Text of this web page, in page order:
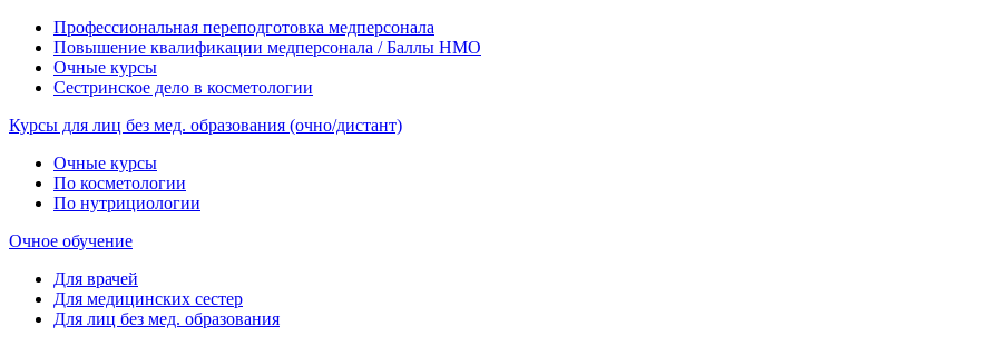
Профессиональная переподготовка медперсонала
Повышение квалификации медперсонала / Баллы НМО
Очные курсы
Сестринское дело в косметологии
Курсы для лиц без мед. образования (очно/дистант)
Очные курсы
По косметологии
По нутрициологии
Очное обучение
Для врачей
Для медицинских сестер
Для лиц без мед. образования